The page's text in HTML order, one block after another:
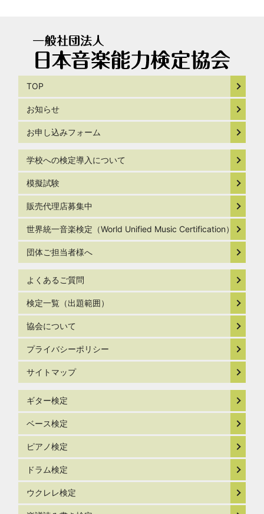
TOP
お知らせ
お申し込みフォーム
学校への検定導入について
模擬試験
販売代理店募集中
世界統一音楽検定（World Unified Music Certification）
団体ご担当者様へ
よくあるご質問
検定一覧（出題範囲）
協会について
プライバシーポリシー
サイトマップ
ギター検定
ベース検定
ピアノ検定
ドラム検定
ウクレレ検定